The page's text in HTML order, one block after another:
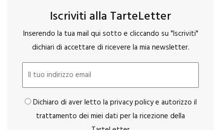
Iscriviti alla TarteLetter
Inserendo la tua mail qui sotto e cliccando su "Iscriviti"
dichiari di accettare di ricevere la mia newsletter.
Dichiaro di aver letto la privacy policy e autorizzo il
trattamento dei miei dati per la ricezione della